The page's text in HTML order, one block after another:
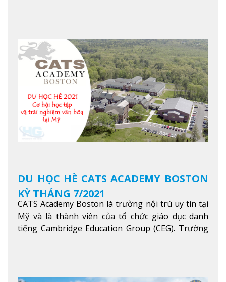
Khoa học máy tính…Trường cũng được bình chọn
là một trong những ngôi trường đáng học nhất
trong khu vực các nước ASEAN và Châu Á.Xem
thêm
DU HỌC HÈ CATS ACADEMY BOSTON
KỲ THÁNG 7/2021
CATS Academy Boston là trường nội trú uy tín tại
Mỹ và là thành viên của tổ chức giáo dục danh
tiếng Cambridge Education Group (CEG). Trường
thêm